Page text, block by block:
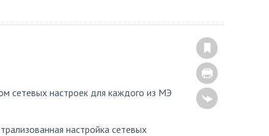
сетевых настроек для каждого из МЭ
настройка сетевых